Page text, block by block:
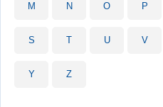
M N O P
S T U V
Y Z